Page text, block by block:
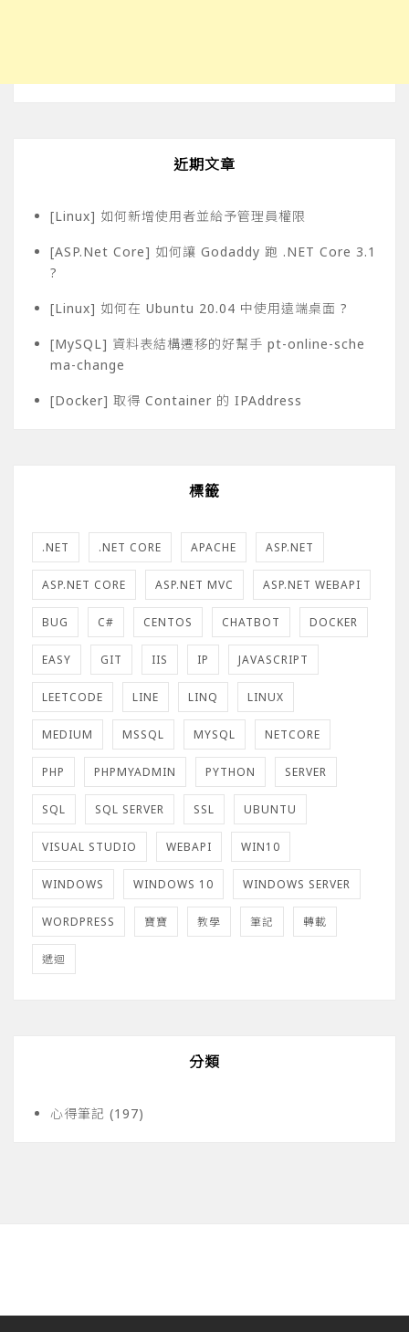
近期文章
[Linux] 如何新增使用者並給予管理員權限
[ASP.Net Core] 如何讓 Godaddy 跑 .NET Core 3.1
?
[Linux] 如何在 Ubuntu 20.04 中使用遠端桌面 ?
[MySQL] 資料表結構遷移的好幫手 pt-online-sche
ma-change
[Docker] 取得 Container 的 IPAddress
標籤
.NET .NET CORE APACHE ASP.NET
ASP.NET CORE ASP.NET MVC ASP.NET WEBAPI
BUG C# CENTOS CHATBOT DOCKER
EASY GIT IIS IP JAVASCRIPT
LEETCODE LINE LINQ LINUX
MEDIUM MSSQL MYSQL NETCORE
PHP PHPMYADMIN PYTHON SERVER
SQL SQL SERVER SSL UBUNTU
VISUAL STUDIO WEBAPI WIN10
WINDOWS WINDOWS 10 WINDOWS SERVER
WORDPRESS 寶寶 教學 筆記 轉載
遞迴
分類
心得筆記 (197)